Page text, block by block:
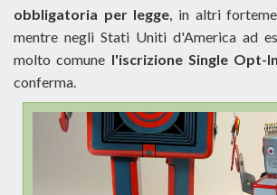
obbligatoria per legge, in altri
mentre negli Stati Uniti d'America ad
molto comune l'iscrizione Single Opt-In
conferma.